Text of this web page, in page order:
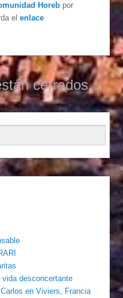
Horeb por
elenlace
cerrados.
vida desconcertante
en Viviers, Francia